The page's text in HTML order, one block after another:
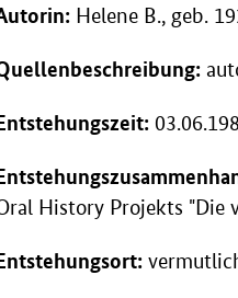
Helene B., geb.
History Projekts "Die